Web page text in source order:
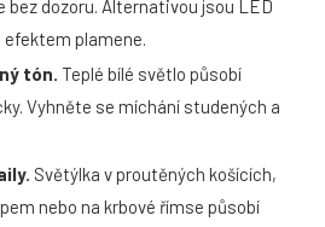
bez dozoru. Alternativou jsou LED
plamene.
tón. Teplé bílé světlo působí
Vyhněte se míchání studených a
Světýlka v proutěných košících,
nebo na krbové římse působí